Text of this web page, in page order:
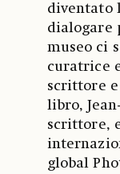
diventato
dialogare
museo ci
curatrice
scrittore
libro,
scrittore,
global